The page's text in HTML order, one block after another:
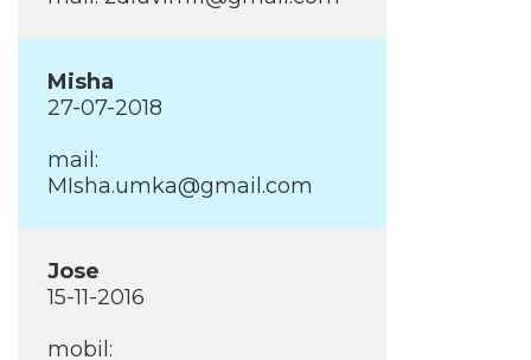
Misha
27-07-2018
mail:
MIsha.umka@gmail.com
Jose
15-11-2016
mobil: